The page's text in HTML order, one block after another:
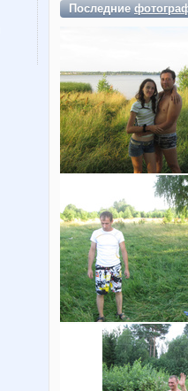
Последние